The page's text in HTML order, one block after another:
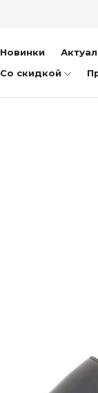
Новинки
Со скидкой
Планшеты
Ботинки